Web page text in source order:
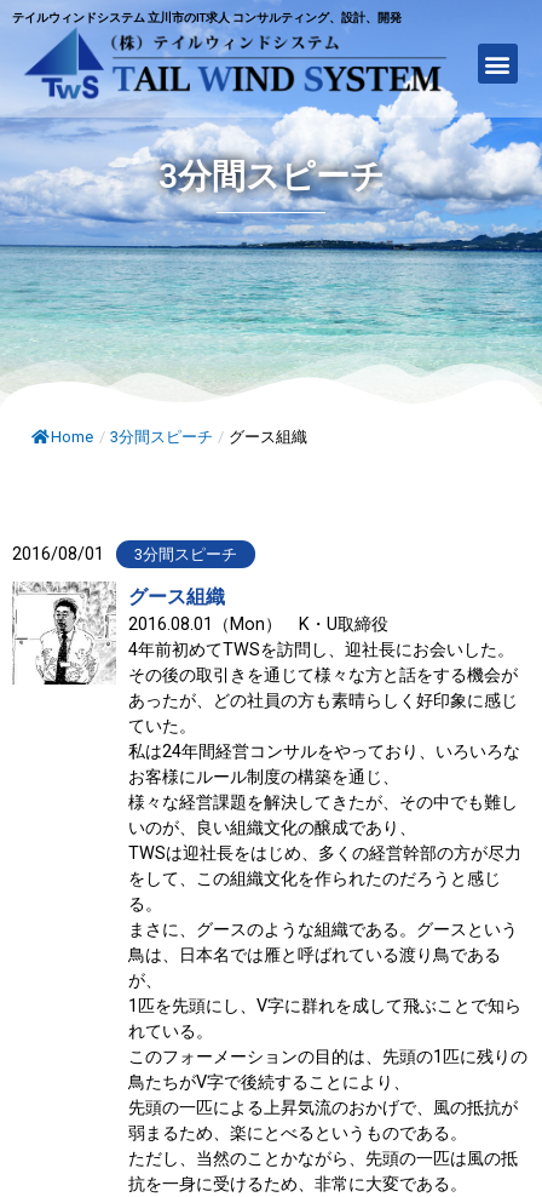
テイルウィンドシステム 立川市のIT求人 コンサルティング、設計、開発
3分間スピーチ
Home / 3分間スピーチ / グース組織
2016/08/01 3分間スピーチ
グース組織
2016.08.01（Mon） K・U取締役
4年前初めてTWSを訪問し、迎社長にお会いした。
その後の取引きを通じて様々な方と話をする機会が
あったが、どの社員の方も素晴らしく好印象に感じ
ていた。
私は24年間経営コンサルをやっており、いろいろな
お客様にルール制度の構築を通じ、
様々な経営課題を解決してきたが、その中でも難し
いのが、良い組織文化の醸成であり、
TWSは迎社長をはじめ、多くの経営幹部の方が尽力
をして、この組織文化を作られたのだろうと感じ
る。
まさに、グースのような組織である。グースという
鳥は、日本名では雁と呼ばれている渡り鳥である
が、
1匹を先頭にし、V字に群れを成して飛ぶことで知ら
れている。
このフォーメーションの目的は、先頭の1匹に残りの
鳥たちがV字で後続することにより、
先頭の一匹による上昇気流のおかげで、風の抵抗が
弱まるため、楽にとべるというものである。
ただし、当然のことかながら、先頭の一匹は風の抵
抗を一身に受けるため、非常に大変である。